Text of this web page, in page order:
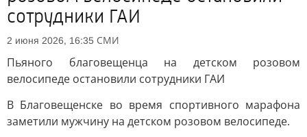
сотрудники ГАИ
2 июня 2026, 16:35 СМИ
Пьяного благовещенца на детском розовом
велосипеде остановили сотрудники ГАИ
В Благовещенске во время спортивного марафона
заметили мужчину на детском розовом велосипеде.